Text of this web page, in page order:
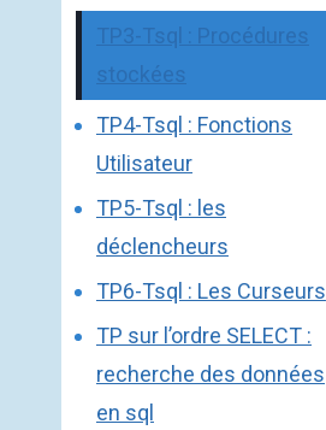
TP3-Tsql : Procédures
stockées
TP4-Tsql : Fonctions
Utilisateur
TP5-Tsql : les
déclencheurs
TP6-Tsql : Les Curseurs
TP sur l’ordre SELECT :
recherche des données
en sql